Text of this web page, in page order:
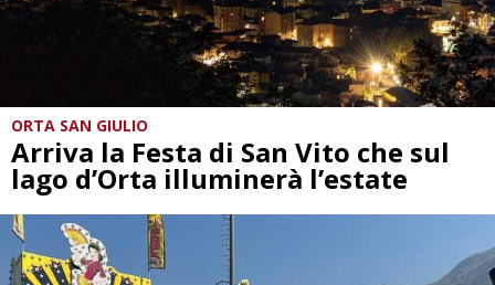
ORTA SAN GIULIO
Arriva la Festa di San Vito che sul
lago d’Orta illuminerà l’estate